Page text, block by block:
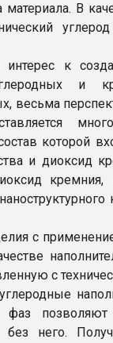
В
к
и
весьма
которой
и диоксид
кремния,
с
с
позволяют
него.